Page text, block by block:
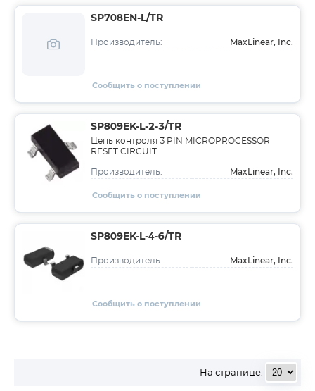
SP708EN-L/TR
Производитель: MaxLinear, Inc.
Сообщить о поступлении
SP809EK-L-2-3/TR
Цепь контроля 3 PIN MICROPROCESSOR
RESET CIRCUIT
Производитель: MaxLinear, Inc.
Сообщить о поступлении
SP809EK-L-4-6/TR
Производитель: MaxLinear, Inc.
Сообщить о поступлении
На странице: